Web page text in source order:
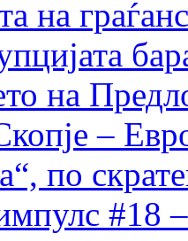
на
на
–
по
#18